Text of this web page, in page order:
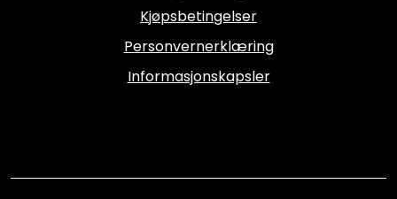
Kjøpsbetingelser
Personvernerklæring
Informasjonskapsler